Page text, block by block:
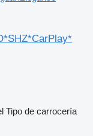
Tipo de carrocería